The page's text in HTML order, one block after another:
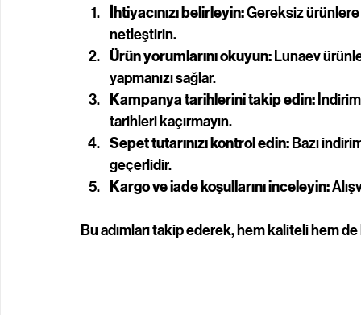
İhtiyacınızı belirleyin: Gereksiz
netleştirin.
Ürün yorumlarını okuyun: Lunaev
yapmanızı sağlar.
Kampanya tarihlerini takip edin:
tarihleri kaçırmayın.
Sepet tutarınızı kontrol edin: Bazı
geçerlidir.
Kargo ve iade koşullarını inceleyin:
Bu adımları takip ederek, hem kaliteli hem